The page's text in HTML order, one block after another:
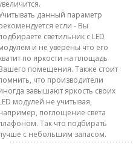
данный параметр
если - Вы
светильник с LED
и не уверены что его
по яркости на площадь
помещения. Также стоит
что производители
завышают яркость своих
модулей не учитывая,
поглощение света
Так что подбирать
с небольшим запасом.